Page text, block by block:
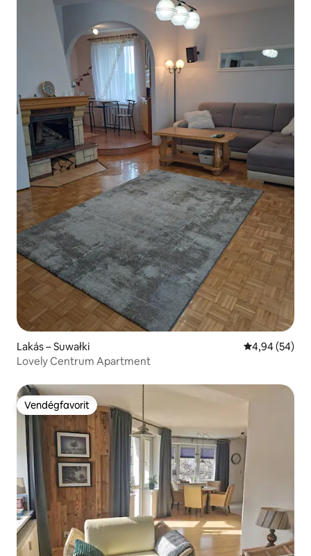
Lakás – Suwałki Átlagos
4,94 (54)
Lovely Centrum Apartment
Vendégfavorit
Vendégfavorit